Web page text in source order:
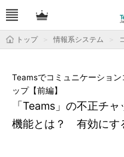
トップ 情報系システム
「Teams」の不正チ
機能とは？ 有効にす
Teamsでコミュニケーショ
ップ【前編】